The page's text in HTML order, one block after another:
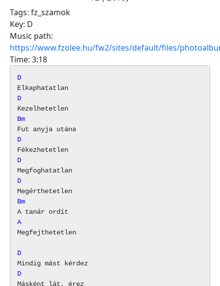
Tags: fz_szamok
Key: D
Music path:
https://www.fzolee.hu/fw2/sites/default/files/
Time: 3:18
D
D
Bm
D
D
D
Bm
A
Megfejthetetlen
D
D